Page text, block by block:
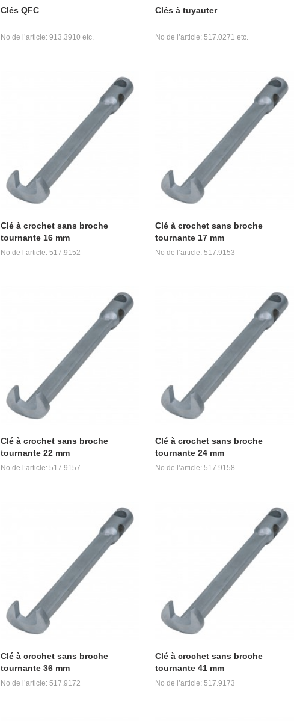
Clés QFC
No de l’article: 913.3910 etc.
Clés à tuyauter
No de l’article: 517.0271 etc.
Clé à crochet sans broche
tournante 16 mm
No de l’article: 517.9152
Clé à crochet sans broche
tournante 17 mm
No de l’article: 517.9153
Clé à crochet sans broche
tournante 22 mm
No de l’article: 517.9157
Clé à crochet sans broche
tournante 24 mm
No de l’article: 517.9158
Clé à crochet sans broche
tournante 36 mm
No de l’article: 517.9172
Clé à crochet sans broche
tournante 41 mm
No de l’article: 517.9173